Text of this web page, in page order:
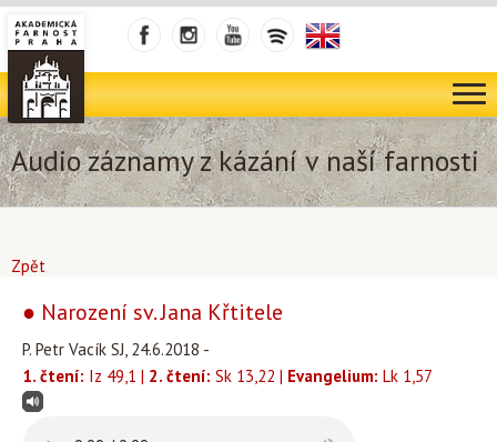
Audio záznamy z kázání v naší farnosti
Zpět
● Narození sv. Jana Křtitele
P. Petr Vacík SJ, 24.6.2018 -
1. čtení: Iz 49,1 | 2. čtení: Sk 13,22 | Evangelium: Lk 1,57